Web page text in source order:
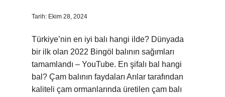
Tarih: Ekim 28, 2024
Türkiye’nin en iyi balı hangi ilde? Dünyada
bir ilk olan 2022 Bingöl balının sağımları
tamamlandı – YouTube. En şifalı bal hangi
bal? Çam balının faydaları Arılar tarafından
kaliteli çam ormanlarında üretilen çam balı